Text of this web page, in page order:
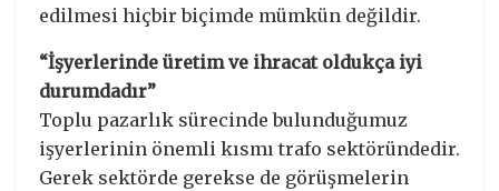
edilmesi hiçbir biçimde mümkün değildir.
“İşyerlerinde üretim ve ihracat oldukça iyi
durumdadır”
Toplu pazarlık sürecinde bulunduğumuz
işyerlerinin önemli kısmı trafo sektöründedir.
Gerek sektörde gerekse de görüşmelerin